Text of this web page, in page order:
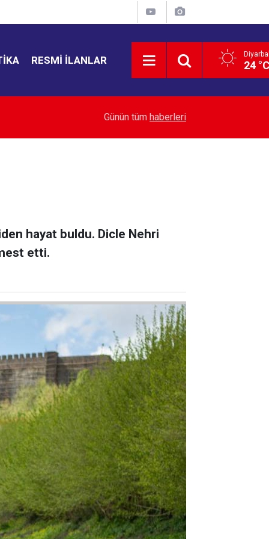
RESMI İLANLAR 24
Bahçelievler'de 4 katlı bina çöktü
Günün tüm haberleri
hayat buldu. Dicle Nehri
etti.